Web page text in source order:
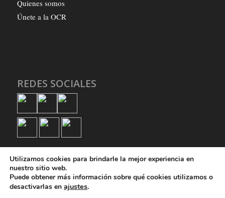
Quienes somos
Únete a la OCR
REDES SOCIALES
Utilizamos cookies para brindarle la mejor experiencia en
nuestro sitio web.
Puede obtener más información sobre qué cookies utilizamos o
desactivarlas en ajustes.